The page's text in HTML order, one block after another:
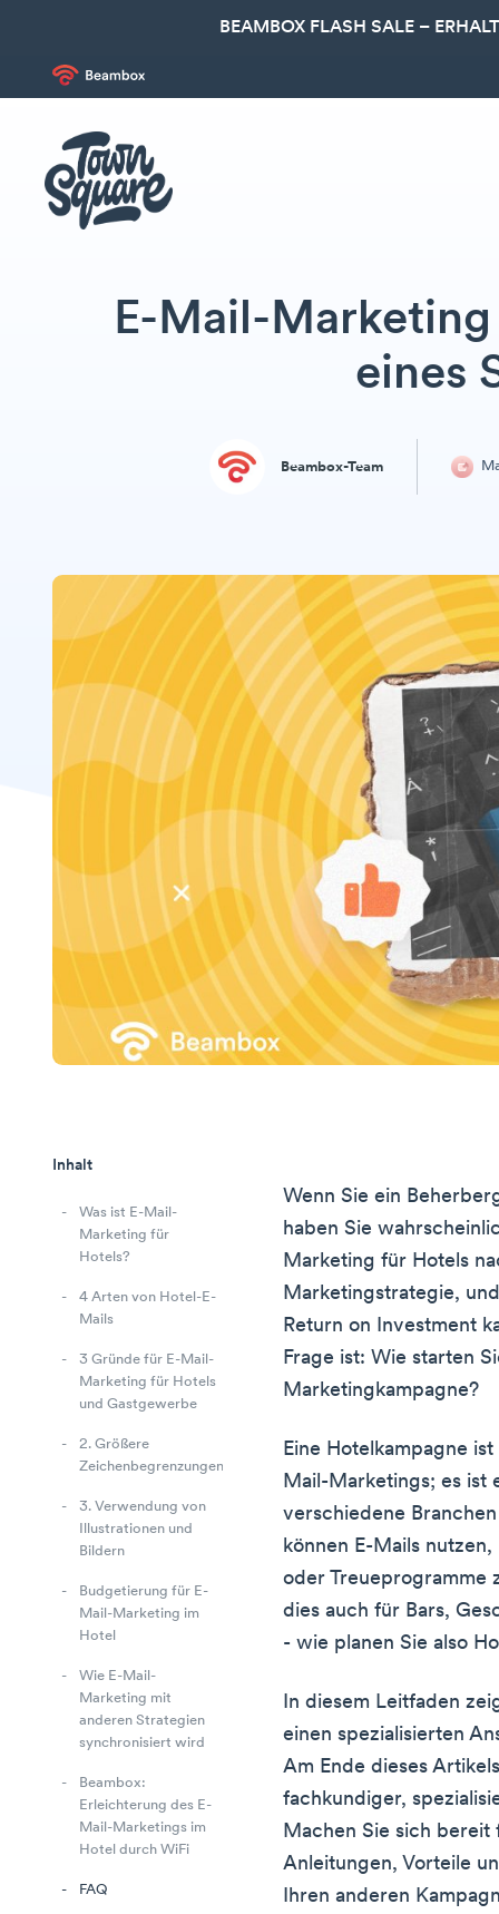
BEAMBOX FLASH SALE –
E-Mail-
eines
Beambox-Team
Inhalt
Was ist E-Mail-
Marketing für
Hotels?
4 Arten von Hotel-E-
Mails
3 Gründe für E-Mail-
Marketing für Hotels
und Gastgewerbe
2. Größere
Zeichenbegrenzungen
3. Verwendung von
Illustrationen und
Bildern
Budgetierung für E-
Mail-Marketing im
Hotel
Wie E-Mail-
Marketing mit
anderen Strategien
synchronisiert wird
Beambox:
Erleichterung des E-
Mail-Marketings im
Hotel durch WiFi
FAQ
Wenn Sie ein
haben Sie
Marketing für Hotels
Marketingstrategie,
Return on Investment
Frage ist: Wie starten
Marketingkampagne?
Eine Hotelkampagne
Mail-Marketings; es ist
verschiedene
können E-Mails
oder Treueprogramme
dies auch für Bars,
- wie planen Sie also
In diesem Leitfaden
einen spezialisierten
Am Ende dieses
fachkundiger,
Machen Sie sich
Anleitungen, Vorteile
Ihren anderen